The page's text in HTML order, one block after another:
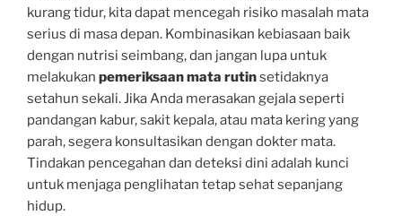
kurang tidur, kita dapat mencegah risiko masalah mata
serius di masa depan. Kombinasikan kebiasaan baik
dengan nutrisi seimbang, dan jangan lupa untuk
melakukan pemeriksaan mata rutinsetidaknya
setahun sekali. Jika Anda merasakan gejala seperti
pandangan kabur, sakit kepala, atau mata kering yang
parah, segera konsultasikan dengan dokter mata.
Tindakan pencegahan dan deteksi dini adalah kunci
untuk menjaga penglihatan tetap sehat sepanjang
hidup.